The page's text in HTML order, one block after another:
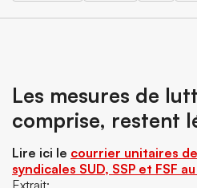
Les mesures de
comprise, restent
Lire ici le courrier unitaires
syndicales SUD, SSP et FSF
Extrait: